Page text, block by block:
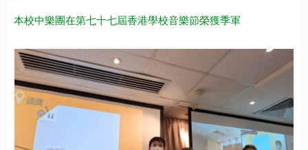
本校中樂團在第七十七屆香港學校音樂節榮獲季軍